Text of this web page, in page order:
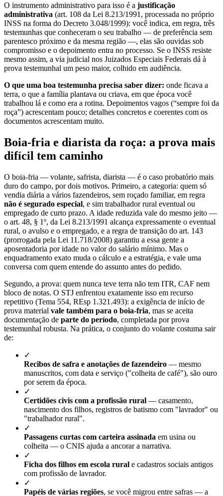
O instrumento administrativo para isso é a justificação
administrativa (art. 108 da Lei 8.213/1991, processada no próprio
INSS na forma do Decreto 3.048/1999): você indica, em regra, três
testemunhas que conheceram o seu trabalho — de preferência sem
parentesco próximo e da mesma região —, elas são ouvidas sob
compromisso e o depoimento entra no processo. Se o INSS resiste
mesmo assim, a via judicial nos Juizados Especiais Federais dá à
prova testemunhal um peso maior, colhido em audiência.
O que uma boa testemunha precisa saber dizer: onde ficava a
terra, o que a família plantava ou criava, em que época você
trabalhou lá e como era a rotina. Depoimentos vagos (“sempre foi da
roça”) acrescentam pouco; detalhes concretos e coerentes com os
documentos acrescentam muito.
Boia-fria e diarista da roça: a prova mais
difícil tem caminho
O boia-fria — volante, safrista, diarista — é o caso probatório mais
duro do campo, por dois motivos. Primeiro, a categoria: quem só
vendia diária a vários fazendeiros, sem roçado familiar, em regra
não é segurado especial, e sim trabalhador rural eventual ou
empregado de curto prazo. A idade reduzida vale do mesmo jeito —
o art. 48, § 1º, da Lei 8.213/1991 alcança expressamente o eventual
rural, o avulso e o empregado, e a regra de transição do art. 143
(prorrogada pela Lei 11.718/2008) garantiu a essa gente a
aposentadoria por idade no valor do salário mínimo. Mas o
enquadramento exato muda o cálculo e a estratégia, e vale uma
conversa com quem entende do assunto antes do pedido.
Segundo, a prova: quem nunca teve terra não tem ITR, CAF nem
bloco de notas. O STJ enfrentou exatamente isso em recurso
repetitivo (Tema 554, REsp 1.321.493): a exigência de início de
prova material vale também para o boia-fria, mas se aceita
documentação de parte do período, completada por prova
testemunhal robusta. Na prática, o conjunto do volante costuma sair
de:
✓
Recibos de safra e anotações de fazendeiro — mesmo
manuscritos, com data e serviço ("colheita de café"), são ouro
por serem da época.
✓
Certidões civis com a profissão rural — casamento,
nascimento dos filhos, registros de batismo com "lavrador" ou
"trabalhador rural".
✓
Passagens curtas com carteira assinada em usina ou
colheita — o CNIS ajuda a ancorar a narrativa.
✓
Ficha dos filhos em escola rural e cadastros sociais antigos
com profissão de lavrador.
✓
Papéis de várias regiões, se você migrou entre safras — a